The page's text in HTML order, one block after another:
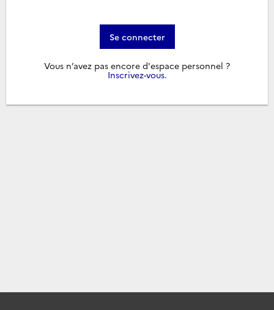
Se connecter
Vous n’avez pas encore d'espace personnel ?
Inscrivez-vous.